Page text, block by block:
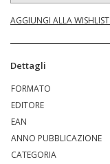
AGGIUNGI ALLA WISHLIST
Dettagli
FORMATO
EDITORE
EAN
ANNO PUBBLICAZIONE
CATEGORIA